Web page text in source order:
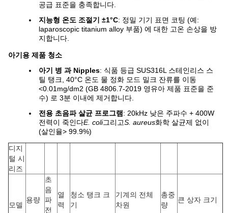
공급 표준을 충족합니다.
지능형 온도 조절기 ±1°C: 정밀 기기 표면 코팅 (예:
laparoscopic titanium alloy 부품) 에 대한 고온 손상을 방
지합니다.
아기용 제품 청소
아기 병 과 Nipples: 식품 등급 SUS316L 스테인리스 스
틸 탱크, 40°C 온도 물 정화 모드 밀크 잔류를 이동
<0.01mg/dm2 (GB 4806.7-2019 영유아 제품 표준을 준
수) 로 3분 이내에 제거합니다.
전용 초음파 살균 프로그램: 20kHz 낮은 주파수 + 400W
전력이 죽인다E. coli그리고S. aureus화학 살균제 없이
(살인율> 99.9%)
디지
털 시
리즈
모델
용량
초
음
파
전
열
력
청소 탱크 크
기
기계의 전체
차원
총중
량
큰 상자 크기